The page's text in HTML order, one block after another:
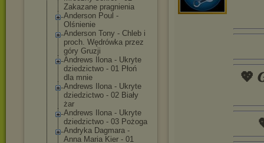
Zakazane pragnienia
Anderson Poul -
Olśnienie
Anderson Tony - Chleb i
proch. Wędrówka przez
góry Gruzji
Andrews Ilona - Ukryte
dziedzictwo - 01 Płoń
dla mnie
Andrews Ilona - Ukryte
dziedzictwo - 02 Biały
żar
Andrews Ilona - Ukryte
dziedzictwo - 03 Pożoga
Andryka Dagmara -
Anna Maria Kier - 01
💖